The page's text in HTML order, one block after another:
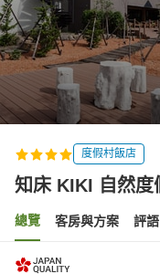
度假村飯店
知床 KIKI 自然度
總覽 客房與方案 評語